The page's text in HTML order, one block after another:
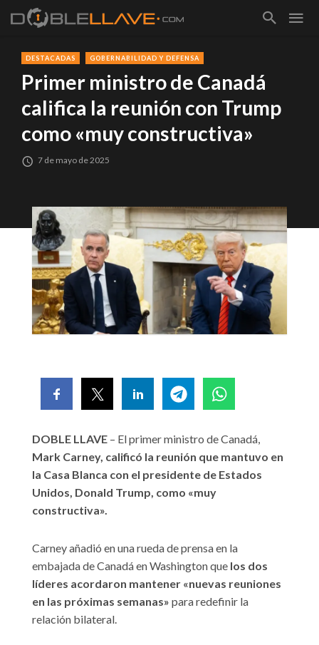
DESTACADAS GOBERNABILIDAD Y DEFENSA
Primer ministro de Canadá
califica la reunión con Trump
como «muy constructiva»
7 de mayo de 2025
DOBLE LLAVE – El primer ministro de Canadá,
Mark Carney, calificó la reunión que mantuvo en
la Casa Blanca con el presidente de Estados
Unidos, Donald Trump, como «muy
constructiva».
Carney añadió en una rueda de prensa en la
embajada de Canadá en Washington que los dos
líderes acordaron mantener «nuevas reuniones
en las próximas semanas» para redefinir la
relación bilateral.